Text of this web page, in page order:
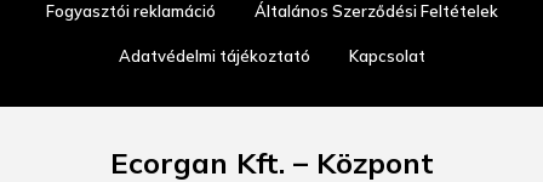
Fogyasztói reklamáció Általános Szerződési Feltételek
Adatvédelmi tájékoztató Kapcsolat
Ecorgan Kft. – Központ